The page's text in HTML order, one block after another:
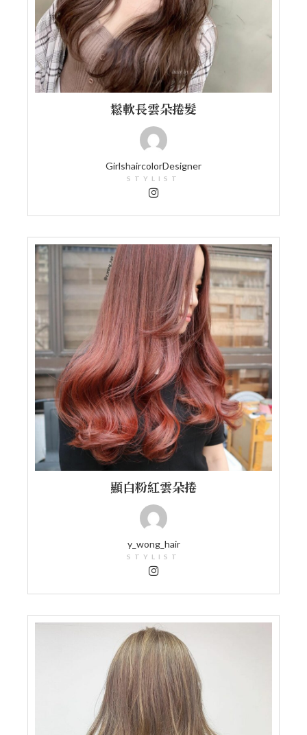
鬆軟長雲朵捲髮
GirlshaircolorDesigner
STYLIST
顯白粉紅雲朵捲
y_wong_hair
STYLIST